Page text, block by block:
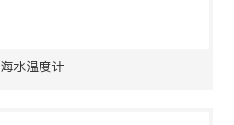
海水温度计